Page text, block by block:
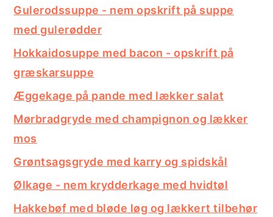
Gulerodssuppe - nem opskrift på suppe
med gulerødder
Hokkaidosuppe med bacon - opskrift på
græskarsuppe
Æggekage på pande med lækker salat
Mørbradgryde med champignon og lækker
mos
Grøntsagsgryde med karry og spidskål
Ølkage - nem krydderkage med hvidtøl
Hakkebøf med bløde løg og lækkert tilbehør